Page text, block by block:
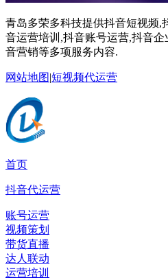
青岛多荣多科技提供抖音短视频,
音运营培训,抖音账号运营,抖音
音营销等多项服务内容.
网站地图|短视频代运营
首页
抖音代运营
账号运营
视频策划
带货直播
达人联动
运营培训